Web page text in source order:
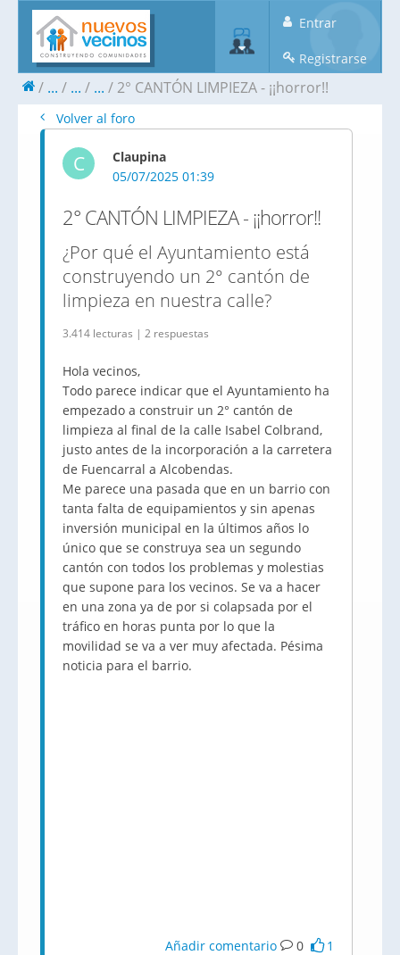
Entrar
Registrarse
... ... ... 2° CANTÓN LIMPIEZA - ¡¡horror!!
Volver al foro
C
Claupina
05/07/2025 01:39
2° CANTÓN LIMPIEZA - ¡¡horror!!
¿Por qué el Ayuntamiento está
construyendo un 2° cantón de
limpieza en nuestra calle?
3.414 lecturas | 2 respuestas
Hola vecinos,
Todo parece indicar que el Ayuntamiento ha
empezado a construir un 2° cantón de
limpieza al final de la calle Isabel Colbrand,
justo antes de la incorporación a la carretera
de Fuencarral a Alcobendas.
Me parece una pasada que en un barrio con
tanta falta de equipamientos y sin apenas
inversión municipal en la últimos años lo
único que se construya sea un segundo
cantón con todos los problemas y molestias
que supone para los vecinos. Se va a hacer
en una zona ya de por si colapsada por el
tráfico en horas punta por lo que la
movilidad se va a ver muy afectada. Pésima
noticia para el barrio.
Añadir comentario 0 1